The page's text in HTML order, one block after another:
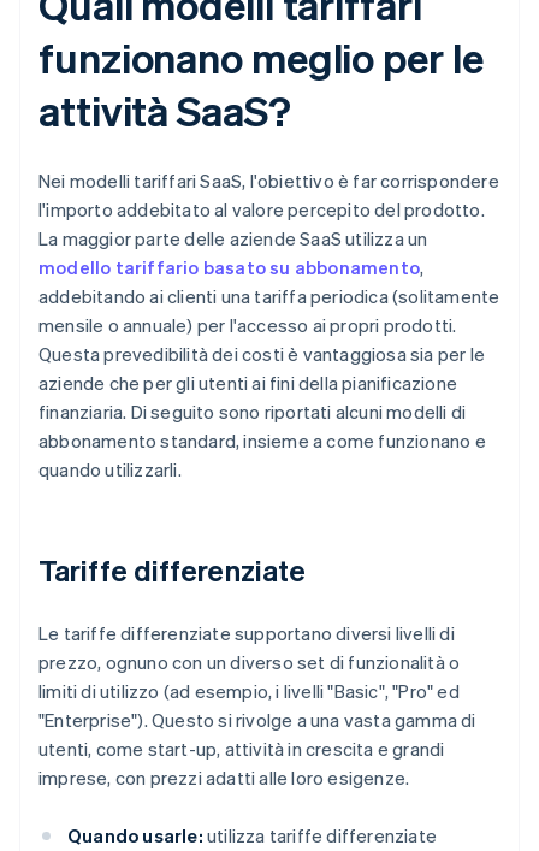
funzionano meglio per le
attività SaaS?
Nei modelli tariffari SaaS, l'obiettivo è far corrispondere
l'importo addebitato al valore percepito del prodotto.
La maggior parte delle aziende SaaS utilizza un
modello tariffario basato su abbonamento,
addebitando ai clienti una tariffa periodica (solitamente
mensile o annuale) per l'accesso ai propri prodotti.
Questa prevedibilità dei costi è vantaggiosa sia per le
aziende che per gli utenti ai fini della pianificazione
finanziaria. Di seguito sono riportati alcuni modelli di
abbonamento standard, insieme a come funzionano e
quando utilizzarli.
Tariffe differenziate
Le tariffe differenziate supportano diversi livelli di
prezzo, ognuno con un diverso set di funzionalità o
limiti di utilizzo (ad esempio, i livelli "Basic", "Pro" ed
"Enterprise"). Questo si rivolge a una vasta gamma di
utenti, come start-up, attività in crescita e grandi
imprese, con prezzi adatti alle loro esigenze.
Quando usarle: utilizza tariffe differenziate